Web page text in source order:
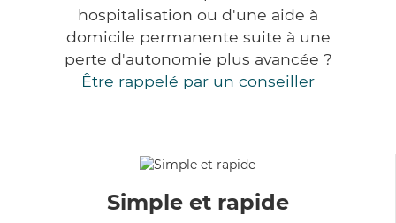
hospitalisation ou d'une aide à
domicile permanente suite à une
perte d'autonomie plus avancée ?
Être rappelé par un conseiller
Simple et rapide